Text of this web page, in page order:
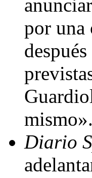
por una
Diario